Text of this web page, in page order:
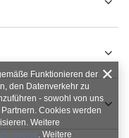
Funktionieren der
den Datenverkehr zu
- sowohl von uns
Cookies werden
Weitere
. Weitere